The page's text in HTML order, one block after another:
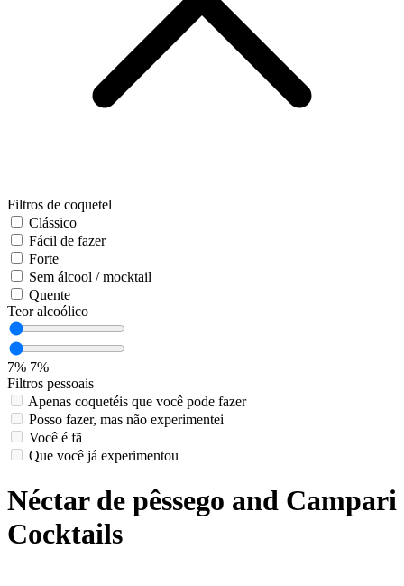
Filtros de coquetel
Clássico
Fácil de fazer
Forte
Sem álcool / mocktail
Quente
Teor alcoólico
7% 7%
Filtros pessoais
Apenas coquetéis que você pode fazer
Posso fazer, mas não experimentei
Você é fã
Que você já experimentou
Néctar de pêssego and Campari
Cocktails